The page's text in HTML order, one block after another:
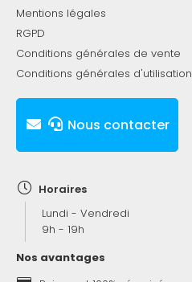
Mentions légales
RGPD
Conditions générales de vente
Conditions générales d'utilisation
Nous contacter
Horaires
Lundi - Vendredi
9h - 19h
Nos avantages